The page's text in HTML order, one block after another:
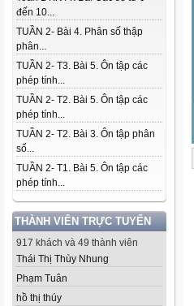
đến 10...
TUẦN 2- Bài 4. Phân số thập
phân...
TUẦN 2- T3. Bài 5. Ôn tập các
phép tính...
TUẦN 2- T2. Bài 5. Ôn tập các
phép tính...
TUẦN 2- T2. Bài 3. Ôn tập phân
số...
TUẦN 2- T1. Bài 5. Ôn tập các
phép tính...
THÀNH VIÊN TRỰC TUYẾN
917 khách và 49 thành viên
Thái Thị Thùy Nhung
Phạm Tuân
hồ thị thúy